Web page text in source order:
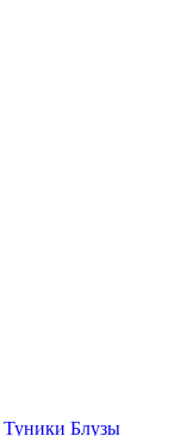
Туники Блузы